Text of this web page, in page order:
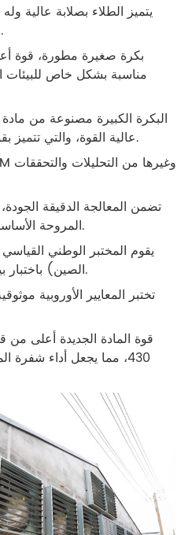
يتميز الطلاء بصلابة عالية
للتآكل على سطح القطع.
بكرة صغيرة مطورة، قوة
مناسبة بشكل خاص للبيئات
البكرة الكبيرة مصنوعة من مادة
عالية القوة، والتي تتميز بقوة عالية وجودة مضمونة.
تضمن المعالجة الدقيقة
المروحة الأساسية لتصحيح دقيق للتوازن.
يقوم المختبر الوطني القياسي
الصين) باختبار بيانات الأداء والتحقق منها.
تختبر المعايير الأوروبية
قوة المادة الجديدة أعلى من
430، مما يجعل أداء شفرة